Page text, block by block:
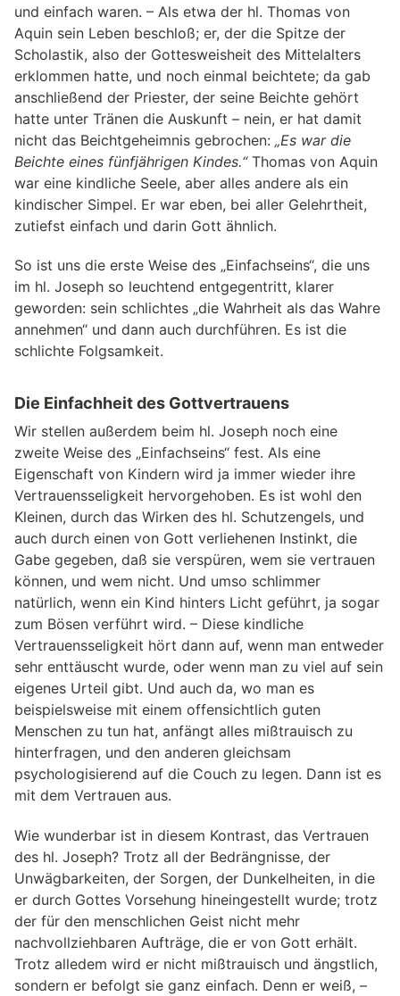
und einfach waren. – Als etwa der hl. Thomas von
Aquin sein Leben beschloß; er, der die Spitze der
Scholastik, also der Gottesweisheit des Mittelalters
erklommen hatte, und noch einmal beichtete; da gab
anschließend der Priester, der seine Beichte gehört
hatte unter Tränen die Auskunft – nein, er hat damit
nicht das Beichtgeheimnis gebrochen: „Es war die
Beichte eines fünfjährigen Kindes.“Thomas von Aquin
war eine kindliche Seele, aber alles andere als ein
kindischer Simpel. Er war eben, bei aller Gelehrtheit,
zutiefst einfach und darin Gott ähnlich.
So ist uns die erste Weise des „Einfachseins“, die uns
im hl. Joseph so leuchtend entgegentritt, klarer
geworden: sein schlichtes „die Wahrheit als das Wahre
annehmen“ und dann auch durchführen. Es ist die
schlichte Folgsamkeit.
Die Einfachheit des Gottvertrauens
Wir stellen außerdem beim hl. Joseph noch eine
zweite Weise des „Einfachseins“ fest. Als eine
Eigenschaft von Kindern wird ja immer wieder ihre
Vertrauensseligkeit hervorgehoben. Es ist wohl den
Kleinen, durch das Wirken des hl. Schutzengels, und
auch durch einen von Gott verliehenen Instinkt, die
Gabe gegeben, daß sie verspüren, wem sie vertrauen
können, und wem nicht. Und umso schlimmer
natürlich, wenn ein Kind hinters Licht geführt, ja sogar
zum Bösen verführt wird. – Diese kindliche
Vertrauensseligkeit hört dann auf, wenn man entweder
sehr enttäuscht wurde, oder wenn man zu viel auf sein
eigenes Urteil gibt. Und auch da, wo man es
beispielsweise mit einem offensichtlich guten
Menschen zu tun hat, anfängt alles mißtrauisch zu
hinterfragen, und den anderen gleichsam
psychologisierend auf die Couch zu legen. Dann ist es
mit dem Vertrauen aus.
Wie wunderbar ist in diesem Kontrast, das Vertrauen
des hl. Joseph? Trotz all der Bedrängnisse, der
Unwägbarkeiten, der Sorgen, der Dunkelheiten, in die
er durch Gottes Vorsehung hineingestellt wurde; trotz
der für den menschlichen Geist nicht mehr
nachvollziehbaren Aufträge, die er von Gott erhält.
Trotz alledem wird er nicht mißtrauisch und ängstlich,
sondern er befolgt sie ganz einfach. Denn er weiß, –